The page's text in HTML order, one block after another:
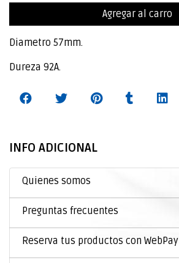
Agregar al carro
Diametro 57mm.
Dureza 92A.
INFO ADICIONAL
Quienes somos
Preguntas frecuentes
Reserva tus productos con WebPay